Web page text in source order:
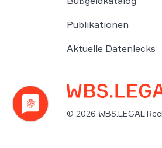
Publikationen
Aktuelle Datenlecks
© 2026 WBS.LEGAL